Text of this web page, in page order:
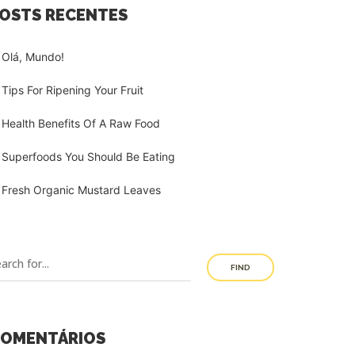
RECENTES
Olá, Mundo!
Tips For Ripening Your Fruit
Health Benefits Of A Raw Food
Superfoods You Should Be Eating
Fresh Organic Mustard Leaves
FIND